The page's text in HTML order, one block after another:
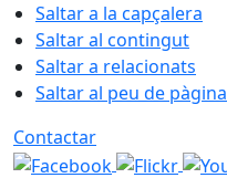
Saltar a la capçalera
Saltar al contingut
Saltar a relacionats
Saltar al peu de pàgina
Contactar